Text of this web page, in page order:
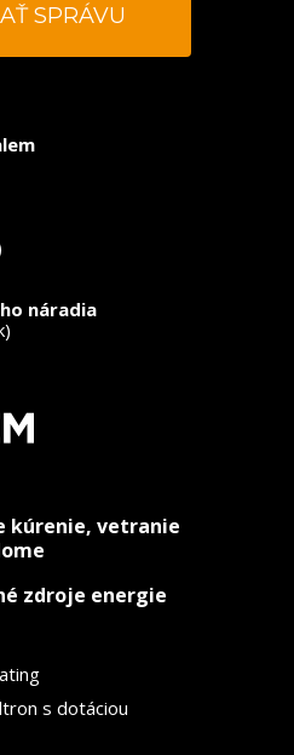
kúrenie, vetranie
zdroje energie
s dotáciou
náradia